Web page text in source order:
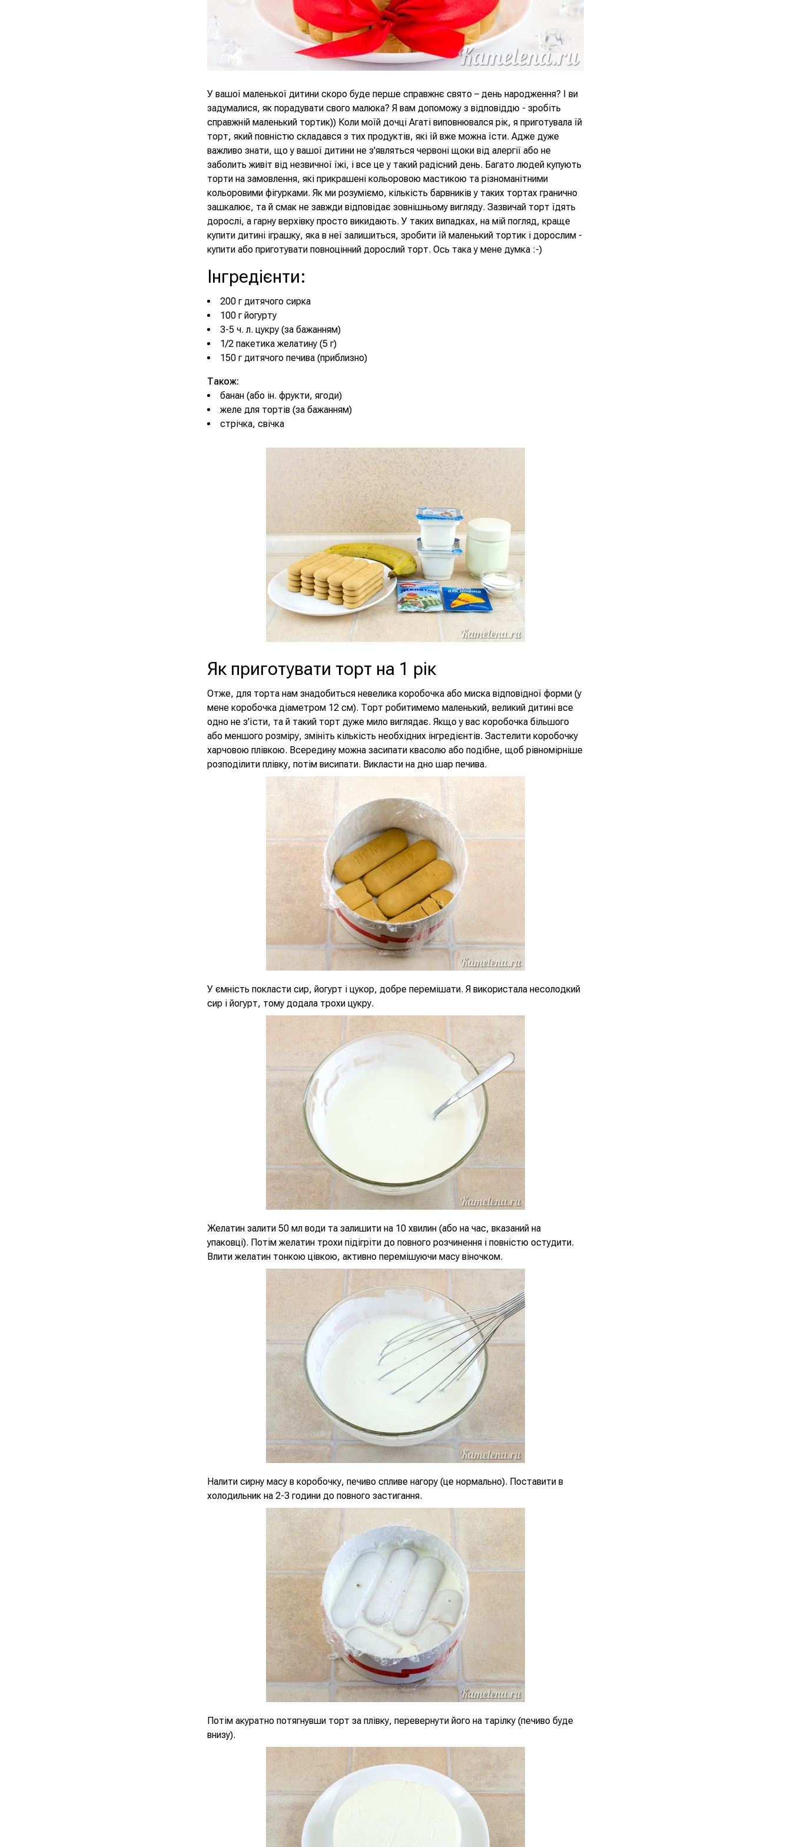
У вашої маленької дитини скоро буде перше справжнє свято – день народження? І ви
задумалися, як порадувати свого малюка? Я вам допоможу з відповіддю - зробіть
справжній маленький тортик)) Коли моїй дочці Агаті виповнювался рік, я приготувала їй
торт, який повністю складався з тих продуктів, які їй вже можна їсти. Адже дуже
важливо знати, що у вашої дитини не з'являться червоні щоки від алергії або не
заболить живіт від незвичної їжі, і все це у такий радісний день. Багато людей купують
торти на замовлення, які прикрашені кольоровою мастикою та різноманітними
кольоровими фігурками. Як ми розуміємо, кількість барвників у таких тортах гранично
зашкалює, та й смак не завжди відповідає зовнішньому вигляду. Зазвичай торт їдять
дорослі, а гарну верхівку просто викидають. У таких випадках, на мій погляд, краще
купити дитині іграшку, яка в неї залишиться, зробити їй маленький тортик і дорослим -
купити або приготувати повноцінний дорослий торт. Ось така у мене думка :-)
Інгредієнти:
200 г дитячого сирка
100 г йогурту
3-5 ч. л. цукру (за бажанням)
1/2 пакетика желатину (5 г)
150 г дитячого печива (приблизно)
Також:
банан (або ін. фрукти, ягоди)
желе для тортів (за бажанням)
стрічка, свічка
Як приготувати торт на 1 рік
Отже, для торта нам знадобиться невелика коробочка або миска відповідної форми (у
мене коробочка діаметром 12 см). Торт робитимемо маленький, великий дитині все
одно не з'їсти, та й такий торт дуже мило виглядає. Якщо у вас коробочка більшого
або меншого розміру, змініть кількість необхідних інгредієнтів. Застелити коробочку
харчовою плівкою. Всередину можна засипати квасолю або подібне, щоб рівномірніше
розподілити плівку, потім висипати. Викласти на дно шар печива.
У ємність покласти сир, йогурт і цукор, добре перемішати. Я використала несолодкий
сир і йогурт, тому додала трохи цукру.
Желатин залити 50 мл води та залишити на 10 хвилин (або на час, вказаний на
упаковці). Потім желатин трохи підігріти до повного розчинення і повністю остудити.
Влити желатин тонкою цівкою, активно перемішуючи масу віночком.
Налити сирну масу в коробочку, печиво спливе нагору (це нормально). Поставити в
холодильник на 2-3 години до повного застигання.
Потім акуратно потягнувши торт за плівку, перевернути його на тарілку (печиво буде
внизу).